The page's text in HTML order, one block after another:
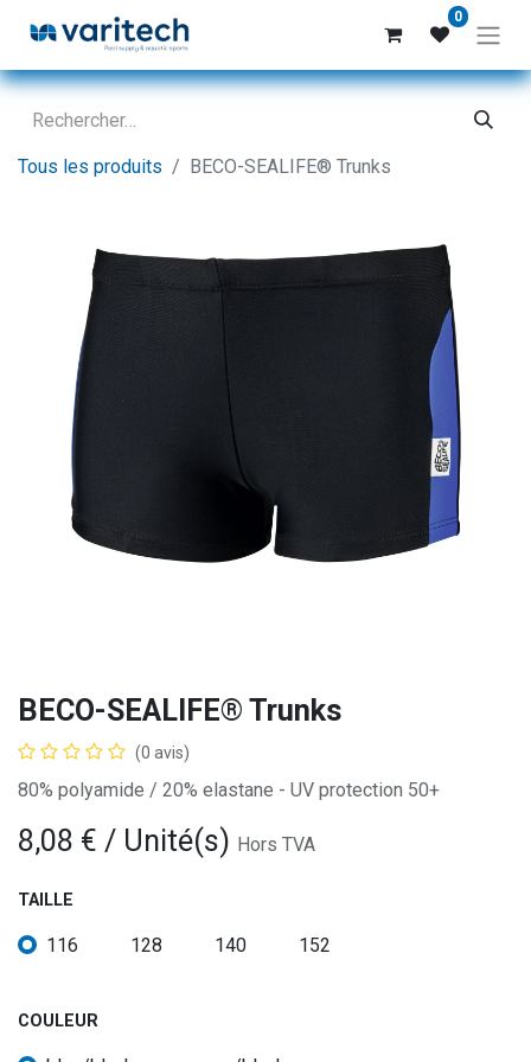
0
Tous les produits BECO-SEALIFE® Trunks
BECO-SEALIFE® Trunks
(0 avis)
80% polyamide / 20% elastane - UV protection 50+
8,08 € / Unité(s) Hors TVA
TAILLE
116 128 140 152
COULEUR